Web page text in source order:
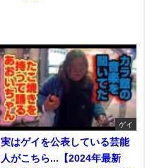
ゲイ
実はゲイを公表している芸能
人がこちら...【2024年最新